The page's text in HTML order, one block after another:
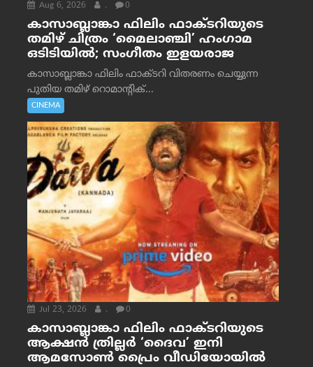
Aug 6, 2026 . 0
കാസാബ്ലാങ്കാ ഫിലിം ഫാക്ടറിയുടെ
തമിഴ് ചിത്രം ‘മൈലാഞ്ചി’ ഹംഗാമ
ഒടിടിയിൽ; സംഗീതം ഇളയരാജ
കാസാബ്ലാങ്കാ ഫിലിം ഫാക്ടറി വിതരണം ചെയ്യുന്ന
പുതിയ തമിഴ് റൊമാന്റിക്...
CINEMA
Jul 23, 2026 . 0
കാസാബ്ലാങ്കാ ഫിലിം ഫാക്ടറിയുടെ
ആക്ഷൻ ത്രില്ലർ ‘ദൈവ’ ഇനി
ആമസോൺ പ്രൈം വീഡിയോയിൽ